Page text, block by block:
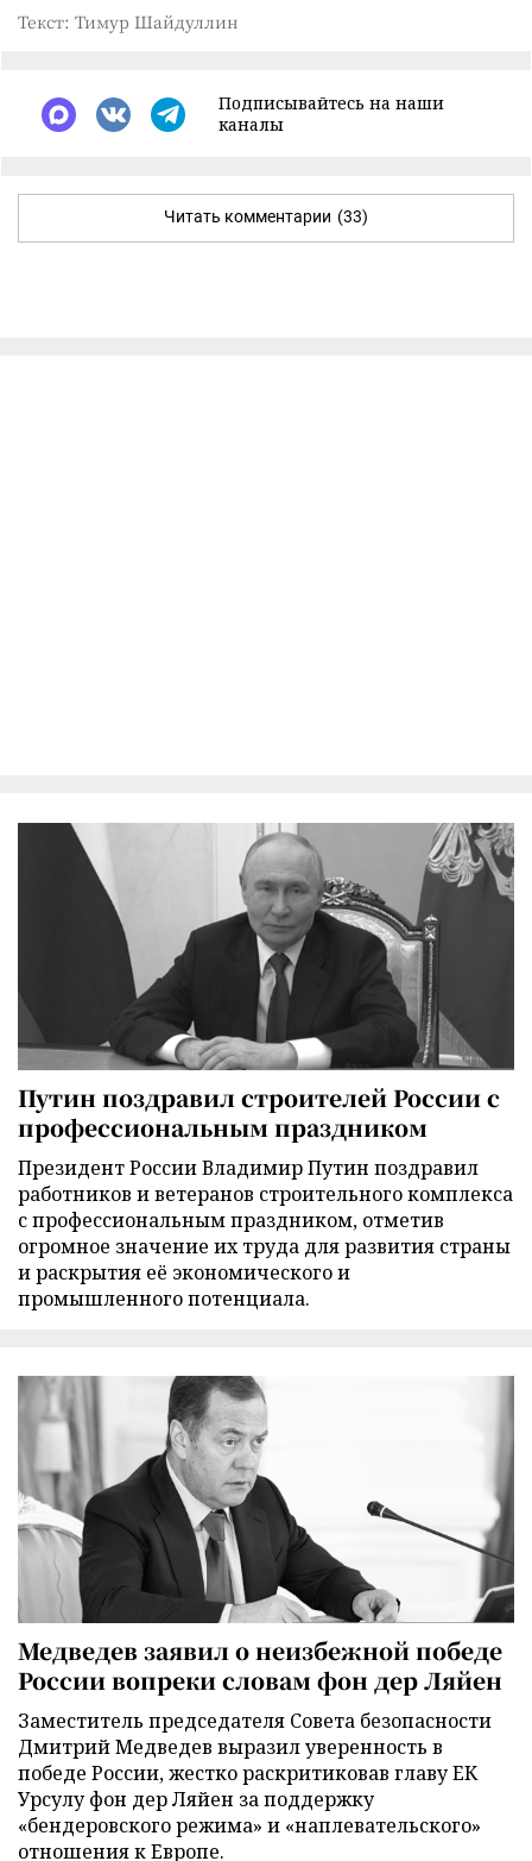
Текст: Тимур Шайдуллин
Подписывайтесь на наши
каналы
Читать комментарии (33)
Путин поздравил строителей России с
профессиональным праздником
Президент России Владимир Путин поздравил
работников и ветеранов строительного комплекса
с профессиональным праздником, отметив
огромное значение их труда для развития страны
и раскрытия её экономического и
промышленного потенциала.
Медведев заявил о неизбежной победе
России вопреки словам фон дер Ляйен
Заместитель председателя Совета безопасности
Дмитрий Медведев выразил уверенность в
победе России, жестко раскритиковав главу ЕК
Урсулу фон дер Ляйен за поддержку
«бендеровского режима» и «наплевательского»
отношения к Европе.